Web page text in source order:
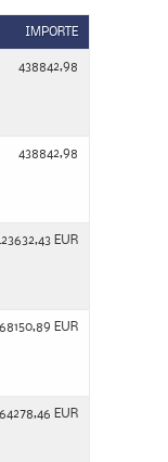
IMPORTE
438842,98
438842,98
EUR
EUR
EUR